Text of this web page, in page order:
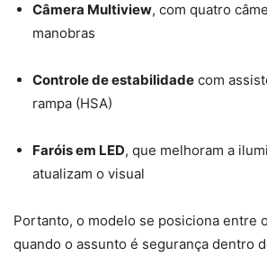
Câmera Multiview, com quatro
manobras
Controle de estabilidade com
rampa (HSA)
Faróis em LED, que melhoram a
atualizam o visual
Portanto, o modelo se posiciona entre
quando o assunto é segurança dentro